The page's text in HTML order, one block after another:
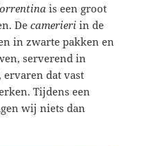
is een groot
Decamerieriin de
in zwarte pakken en
serverend in
, ervaren dat vast
Tijdens een
wij niets dan